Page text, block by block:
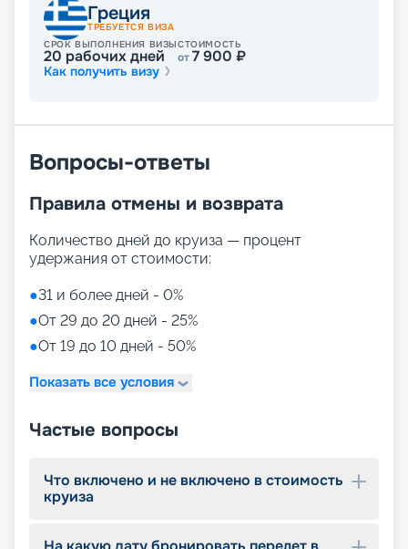
Греция
ТРЕБУЕТСЯ ВИЗА
СРОК ВЫПОЛНЕНИЯ ВИЗЫ
20 рабочих дней
СТОИМОСТЬ
от7 900 ₽
Как получить визу
Вопросы-ответы
Правила отмены и возврата
Количество дней до круиза — процент
удержания от стоимости:
●31 и более дней - 0%
●От 29 до 20 дней - 25%
●От 19 до 10 дней - 50%
Показать все условия
Частые вопросы
Что включено и не включено в стоимость
круиза